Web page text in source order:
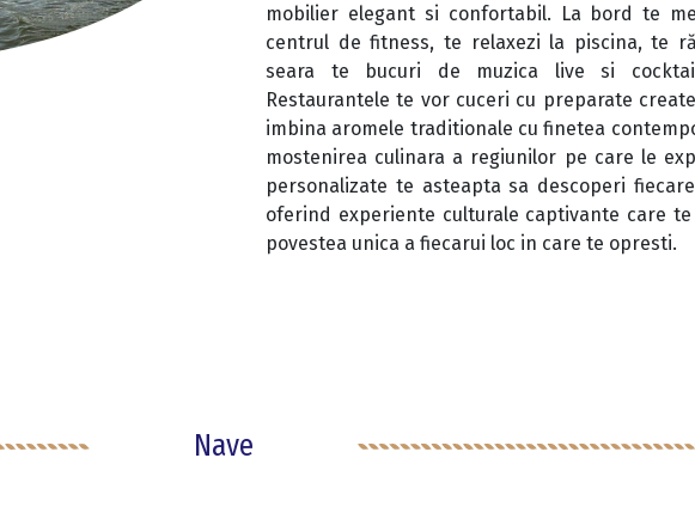
mobilier elegant si confortabil. La bord te
centrul de fitness, te relaxezi la piscina, te
seara te bucuri de muzica live si
Restaurantele te vor cuceri cu preparate
imbina aromele traditionale cu finetea
mostenirea culinara a regiunilor pe care le
personalizate te asteapta sa descoperi
oferind experiente culturale captivante care
povestea unica a fiecarui loc in care te opresti.
Nave